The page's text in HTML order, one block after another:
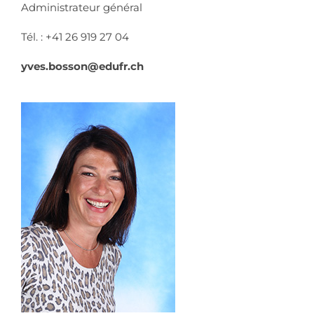
Administrateur général
Tél. : +41 26 919 27 04
yves.bosson@edufr.ch